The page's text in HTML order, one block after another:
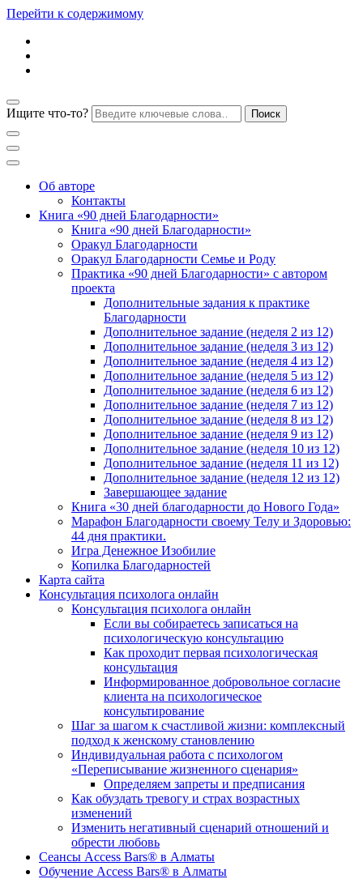
Перейти к содержимому
Ищите что-то?
Практическая
психология для
женщин
Об авторе
Контакты
Книга «90 дней Благодарности»
Книга «90 дней Благодарности»
Оракул Благодарности
Оракул Благодарности Семье и Роду
Практика «90 дней Благодарности» с автором
проекта
Дополнительные задания к практике
Благодарности
Дополнительное задание (неделя 2 из 12)
Дополнительное задание (неделя 3 из 12)
Дополнительное задание (неделя 4 из 12)
Дополнительное задание (неделя 5 из 12)
Дополнительное задание (неделя 6 из 12)
Дополнительное задание (неделя 7 из 12)
Дополнительное задание (неделя 8 из 12)
Дополнительное задание (неделя 9 из 12)
Дополнительное задание (неделя 10 из 12)
Дополнительное задание (неделя 11 из 12)
Дополнительное задание (неделя 12 из 12)
Завершающее задание
Книга «30 дней благодарности до Нового Года»
Марафон Благодарности своему Телу и Здоровью:
44 дня практики.
Игра Денежное Изобилие
Копилка Благодарностей
Карта сайта
Консультация психолога онлайн
Консультация психолога онлайн
Если вы собираетесь записаться на
психологическую консультацию
Как проходит первая психологическая
консультация
Информированное добровольное согласие
клиента на психологическое
консультирование
Шаг за шагом к счастливой жизни: комплексный
подход к женскому становлению
Индивидуальная работа с психологом
«Переписывание жизненного сценария»
Определяем запреты и предписания
Как обуздать тревогу и страх возрастных
изменений
Изменить негативный сценарий отношений и
обрести любовь
Cеансы Access Bars® в Алматы
Обучение Access Bars® в Алматы